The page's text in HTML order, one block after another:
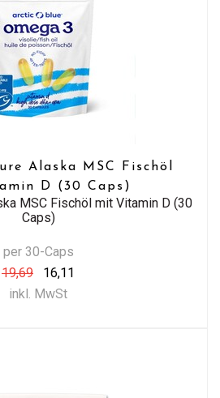
Alaska MSC Fischöl
D (30 Caps)
MSC Fischöl mit Vitamin D (30
Caps)
per 30-Caps
19,69
16,11
inkl. MwSt